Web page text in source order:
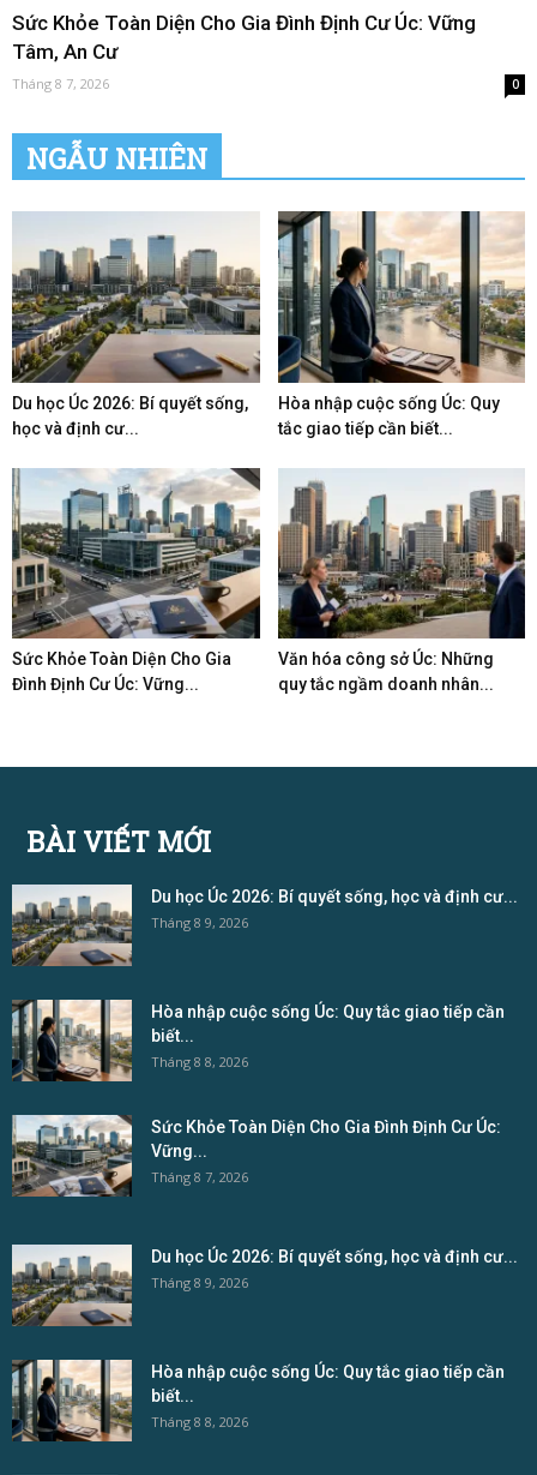
Sức Khỏe Toàn Diện Cho Gia Đình Định Cư Úc: Vững
Tâm, An Cư
Tháng 8 7, 2026 0
NGẪU NHIÊN
Du học Úc 2026: Bí quyết sống,
học và định cư...
Hòa nhập cuộc sống Úc: Quy
tắc giao tiếp cần biết...
Sức Khỏe Toàn Diện Cho Gia
Đình Định Cư Úc: Vững...
Văn hóa công sở Úc: Những
quy tắc ngầm doanh nhân...
BÀI VIẾT MỚI
Du học Úc 2026: Bí quyết sống, học và định cư...
Tháng 8 9, 2026
Hòa nhập cuộc sống Úc: Quy tắc giao tiếp cần
biết...
Tháng 8 8, 2026
Sức Khỏe Toàn Diện Cho Gia Đình Định Cư Úc:
Vững...
Tháng 8 7, 2026
Du học Úc 2026: Bí quyết sống, học và định cư...
Tháng 8 9, 2026
Hòa nhập cuộc sống Úc: Quy tắc giao tiếp cần
biết...
Tháng 8 8, 2026